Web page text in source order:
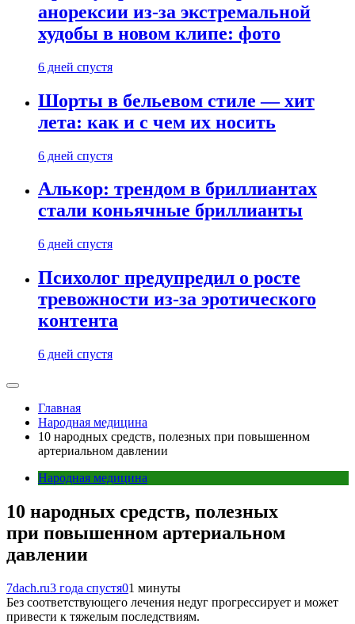
анорексии из-за экстремальной
худобы в новом клипе: фото
6 дней спустя
Шорты в бельевом стиле — хит
лета: как и с чем их носить
6 дней спустя
Алькор: трендом в бриллиантах
стали коньячные бриллианты
6 дней спустя
Психолог предупредил о росте
тревожности из-за эротического
контента
6 дней спустя
Главная
Народная медицина
10 народных средств, полезных при повышенном
артериальном давлении
Народная медицина
10 народных средств, полезных
при повышенном артериальном
давлении
7dach.ru3 года спустя01 минуты
Без соответствующего лечения недуг прогрессирует и может
привести к тяжелым последствиям.